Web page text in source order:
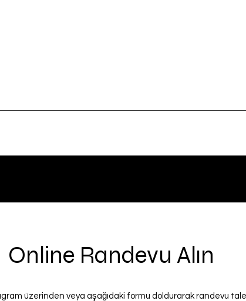
Online Randevu Alın
üzerinden veya aşağıdaki formu doldurarak randevu